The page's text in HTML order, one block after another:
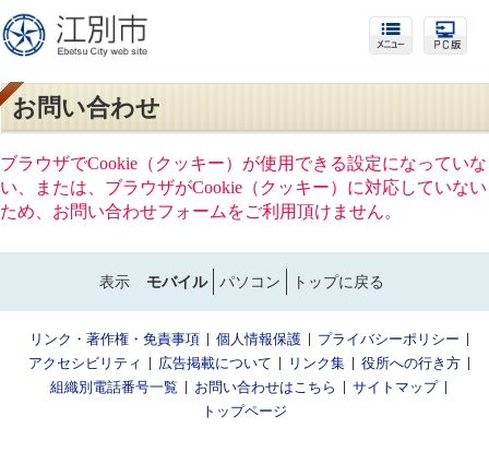
お問い合わせ
ブラウザでCookie（クッキー）が使用できる設定になっていな
い、または、ブラウザがCookie（クッキー）に対応していない
ため、お問い合わせフォームをご利用頂けません。
表示 モバイル パソコン トップに戻る
リンク・著作権・免責事項 個人情報保護
プライバシーポリシー
アクセシビリティ
広告掲載について リンク集
役所への行き方
組織別電話番号一覧
お問い合わせはこちら
サイトマップ
トップページ